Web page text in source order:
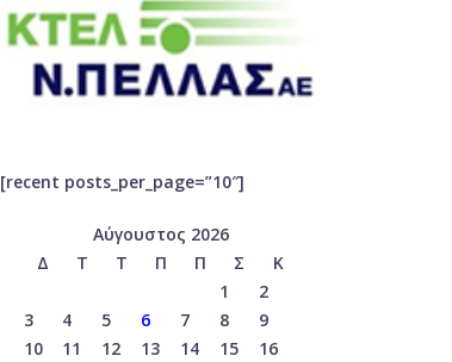
[recent posts_per_page=”10″]
Αύγουστος 2026
Δ
Τ Τ Π Π Σ
Κ
1
2
3
4 5 6 7 8
9
10
11 12 13 14 15
16